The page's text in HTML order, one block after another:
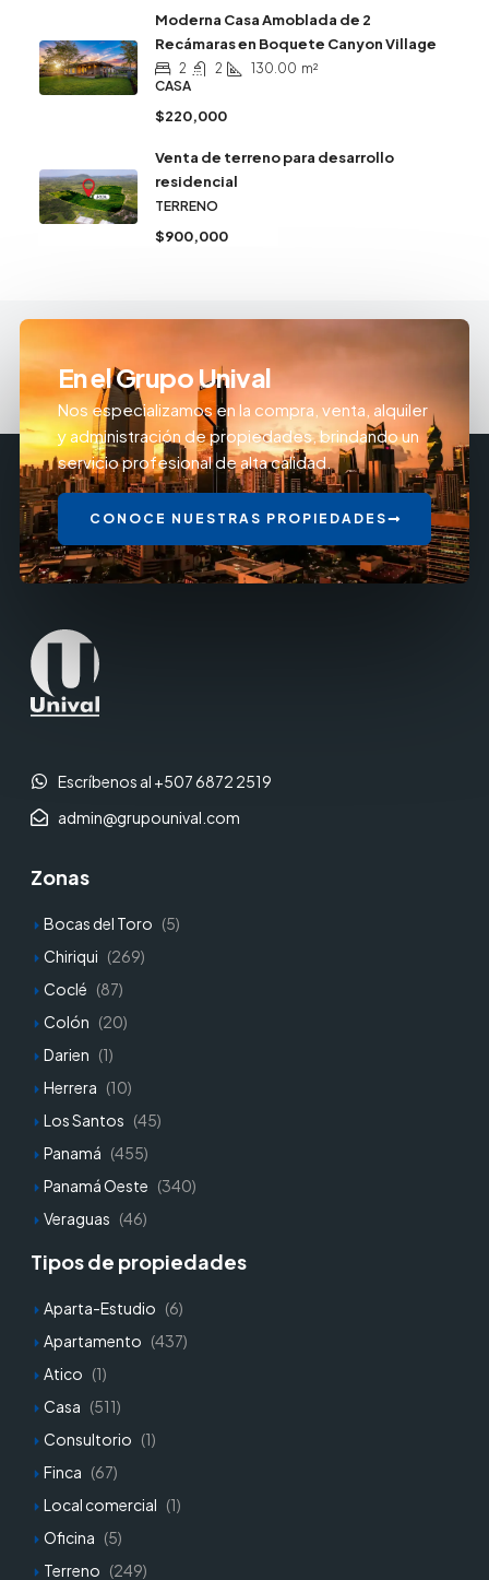
Moderna Casa Amoblada de 2
Recámaras en Boquete Canyon Village
2 2 130.00 m²
CASA
$220,000
Venta de terreno para desarrollo
residencial
TERRENO
$900,000
En el Grupo Unival
Nos especializamos en la compra, venta, alquiler
y administración de propiedades, brindando un
servicio profesional de alta calidad.
CONOCE NUESTRAS PROPIEDADES
Escríbenos al +507 6872 2519
admin@grupounival.com
Zonas
Bocas del Toro (5)
Chiriqui (269)
Coclé (87)
Colón (20)
Darien (1)
Herrera (10)
Los Santos (45)
Panamá (455)
Panamá Oeste (340)
Veraguas (46)
Tipos de propiedades
Aparta-Estudio (6)
Apartamento (437)
Atico (1)
Casa (511)
Consultorio (1)
Finca (67)
Local comercial (1)
Oficina (5)
Terreno (249)